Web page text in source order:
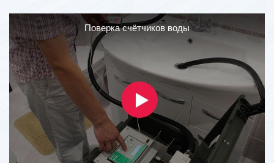
Поверка счётчиков воды